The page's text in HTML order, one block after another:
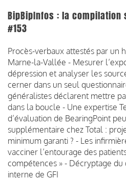
BipBipInfos : la
#153
Procès-verbaux attestés par un
Marne-la-Vallée - Mesurer
dépression et analyser les
cerner dans un seul
généralistes déclarent mettre
dans la boucle - Une expertise
d’évaluation de BearingPoint
supplémentaire chez Total :
minimum garanti ? - Les
vacciner l’entourage des
compétences » - Décryptage
interne de GFI